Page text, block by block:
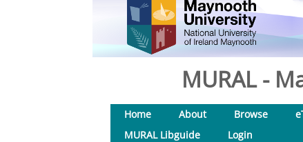
MURAL -
Home About Browse
MURAL Libguide
Login